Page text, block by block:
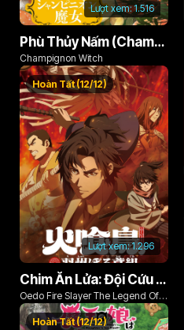
Lượt xem:1.516
Phù Thủy Nấm (Champignon no Majo)
Champignon Witch
Lượt xem:1.296
Hoàn Tất (12/12)
Chim Ăn Lửa: Đội Cứu Hỏa Rách Rưới Vùng Ushu
Oedo Fire Slayer The Legend Of
Phoenix
Hoàn Tất (12/12)